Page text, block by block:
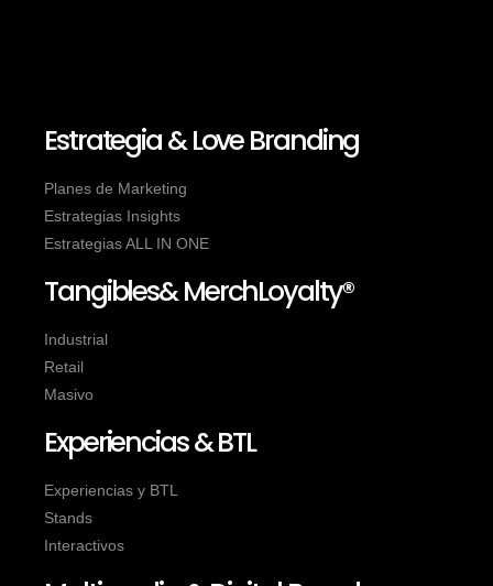
Estrategia & Love Branding
Planes de Marketing
Estrategias Insights
Estrategias ALL IN ONE
Tangibles& MerchLoyalty®
Industrial
Retail
Masivo
Experiencias & BTL
Experiencias y BTL
Stands
Interactivos